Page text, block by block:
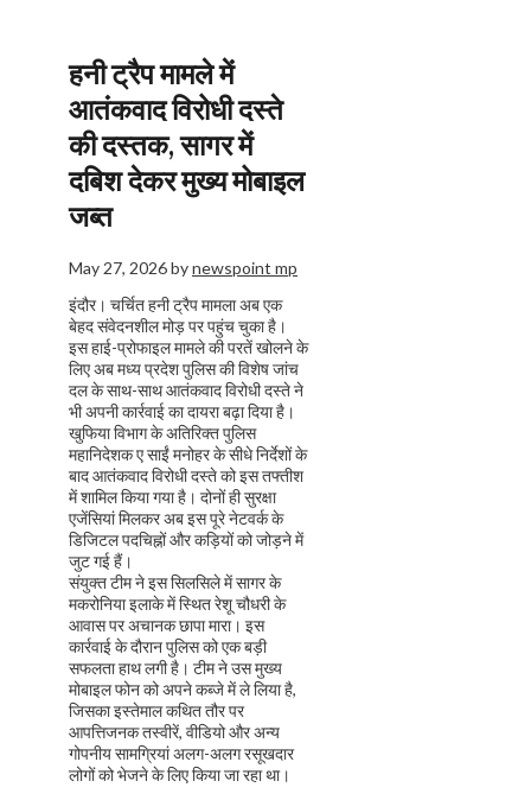
हनी ट्रैप मामले में
आतंकवाद विरोधी दस्ते
की दस्तक, सागर में
दबिश देकर मुख्य मोबाइल
जब्त
May 27, 2026bynewspoint mp
इंदौर। चर्चित हनी ट्रैप मामला अब एक
बेहद संवेदनशील मोड़ पर पहुंच चुका है।
इस हाई-प्रोफाइल मामले की परतें खोलने के
लिए अब मध्य प्रदेश पुलिस की विशेष जांच
दल के साथ-साथ आतंकवाद विरोधी दस्ते ने
भी अपनी कार्रवाई का दायरा बढ़ा दिया है।
खुफिया विभाग के अतिरिक्त पुलिस
महानिदेशक ए साईं मनोहर के सीधे निर्देशों के
बाद आतंकवाद विरोधी दस्ते को इस तफ्तीश
में शामिल किया गया है। दोनों ही सुरक्षा
एजेंसियां मिलकर अब इस पूरे नेटवर्क के
डिजिटल पदचिह्नों और कड़ियों को जोड़ने में
जुट गई हैं।
संयुक्त टीम ने इस सिलसिले में सागर के
मकरोनिया इलाके में स्थित रेशू चौधरी के
आवास पर अचानक छापा मारा। इस
कार्रवाई के दौरान पुलिस को एक बड़ी
सफलता हाथ लगी है। टीम ने उस मुख्य
मोबाइल फोन को अपने कब्जे में ले लिया है,
जिसका इस्तेमाल कथित तौर पर
आपत्तिजनक तस्वीरें, वीडियो और अन्य
गोपनीय सामग्रियां अलग-अलग रसूखदार
लोगों को भेजने के लिए किया जा रहा था।